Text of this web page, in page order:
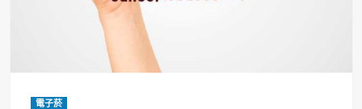
電子菸